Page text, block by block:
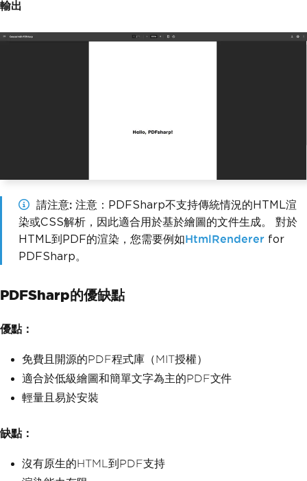
// Save the document
輸出
請注意 注意：PDFSharp不支持傳統情況的HTML渲
染或CSS解析，因此適合用於基於繪圖的文件生成。 對於
HTML到PDF的渲染，您需要例如HtmlRenderer for
PDFSharp。
PDFSharp的優缺點
優點：
免費且開源的PDF程式庫（MIT授權）
適合於低級繪圖和簡單文字為主的PDF文件
輕量且易於安裝
缺點：
沒有原生的HTML到PDF支持